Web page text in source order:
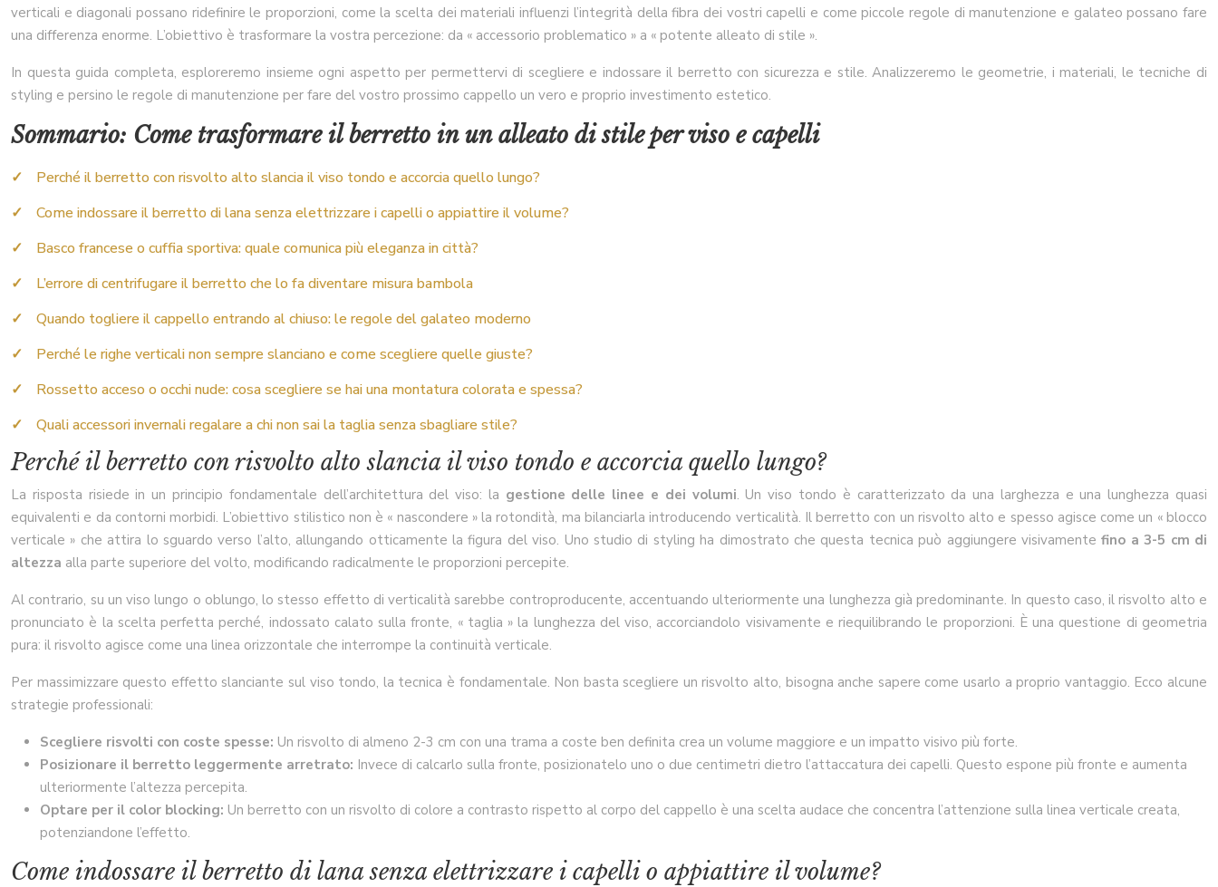
verticali e diagonali possano ridefinire le proporzioni, come la scelta dei materiali influenzi l’integrità della fibra dei vostri capelli e come piccole regole di manutenzione e galateo possano fare
una differenza enorme. L’obiettivo è trasformare la vostra percezione: da « accessorio problematico » a « potente alleato di stile ».
In questa guida completa, esploreremo insieme ogni aspetto per permettervi di scegliere e indossare il berretto con sicurezza e stile. Analizzeremo le geometrie, i materiali, le tecniche di
styling e persino le regole di manutenzione per fare del vostro prossimo cappello un vero e proprio investimento estetico.
Sommario: Come trasformare il berretto in un alleato di stile per viso e capelli
Perché il berretto con risvolto alto slancia il viso tondo e accorcia quello lungo?
Come indossare il berretto di lana senza elettrizzare i capelli o appiattire il volume?
Basco francese o cuffia sportiva: quale comunica più eleganza in città?
L’errore di centrifugare il berretto che lo fa diventare misura bambola
Quando togliere il cappello entrando al chiuso: le regole del galateo moderno
Perché le righe verticali non sempre slanciano e come scegliere quelle giuste?
Rossetto acceso o occhi nude: cosa scegliere se hai una montatura colorata e spessa?
Quali accessori invernali regalare a chi non sai la taglia senza sbagliare stile?
Perché il berretto con risvolto alto slancia il viso tondo e accorcia quello lungo?
La risposta risiede in un principio fondamentale dell’architettura del viso: la gestione delle linee e dei volumi. Un viso tondo è caratterizzato da una larghezza e una lunghezza quasi
equivalenti e da contorni morbidi. L’obiettivo stilistico non è « nascondere » la rotondità, ma bilanciarla introducendo verticalità. Il berretto con un risvolto alto e spesso agisce come un « blocco
verticale » che attira lo sguardo verso l’alto, allungando otticamente la figura del viso. Uno studio di styling ha dimostrato che questa tecnica può aggiungere visivamentefino a 3-5 cm di
altezza alla parte superiore del volto, modificando radicalmente le proporzioni percepite.
Al contrario, su un viso lungo o oblungo, lo stesso effetto di verticalità sarebbe controproducente, accentuando ulteriormente una lunghezza già predominante. In questo caso, il risvolto alto e
pronunciato è la scelta perfetta perché, indossato calato sulla fronte, « taglia » la lunghezza del viso, accorciandolo visivamente e riequilibrando le proporzioni. È una questione di geometria
pura: il risvolto agisce come una linea orizzontale che interrompe la continuità verticale.
Per massimizzare questo effetto slanciante sul viso tondo, la tecnica è fondamentale. Non basta scegliere un risvolto alto, bisogna anche sapere come usarlo a proprio vantaggio. Ecco alcune
strategie professionali:
Scegliere risvolti con coste spesse: Un risvolto di almeno 2-3 cm con una trama a coste ben definita crea un volume maggiore e un impatto visivo più forte.
Posizionare il berretto leggermente arretrato: Invece di calcarlo sulla fronte, posizionatelo uno o due centimetri dietro l’attaccatura dei capelli. Questo espone più fronte e aumenta
ulteriormente l’altezza percepita.
Optare per il color blocking: Un berretto con un risvolto di colore a contrasto rispetto al corpo del cappello è una scelta audace che concentra l’attenzione sulla linea verticale creata,
potenziandone l’effetto.
Come indossare il berretto di lana senza elettrizzare i capelli o appiattire il volume?